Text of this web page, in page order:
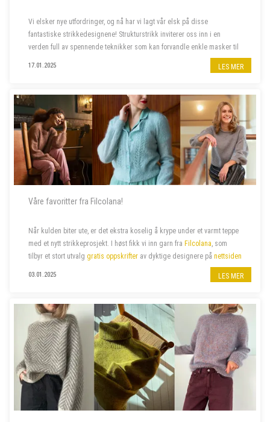
Vi elsker nye utfordringer, og nå har vi lagt vår elsk på disse
fantastiske strikkedesignene! Strukturstrikk inviterer oss inn i en
verden full av spennende teknikker som kan forvandle enkle masker til
imponerende plagg. Dette er prosjektene som skal på våre pinner
17.01.2025 LES MER
Våre favoritter fra Filcolana!
Når kulden biter ute, er det ekstra koselig å krype under et varmt teppe
med et nytt strikkeprosjekt. I høst fikk vi inn garn fra Filcolana , som
tilbyr et stort utvalg gratis oppskrifter av dyktige designere på nettsiden
03.01.2025 LES MER